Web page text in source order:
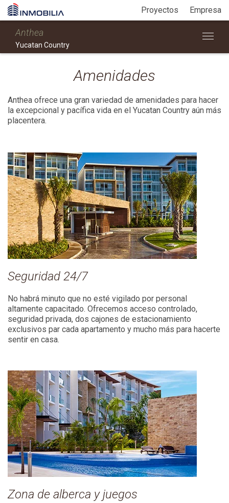
Empresa
Proyectos
Anthea
Yucatan Country
Amenidades
Anthea ofrece una gran variedad de amenidades para hacer
la excepcional y pacífica vida en el Yucatan Country aún más
placentera.
Seguridad 24/7
No habrá minuto que no esté vigilado por personal
altamente capacitado. Ofrecemos acceso controlado,
seguridad privada, dos cajones de estacionamiento
exclusivos par cada apartamento y mucho más para hacerte
sentir en casa.
Zona de alberca y juegos